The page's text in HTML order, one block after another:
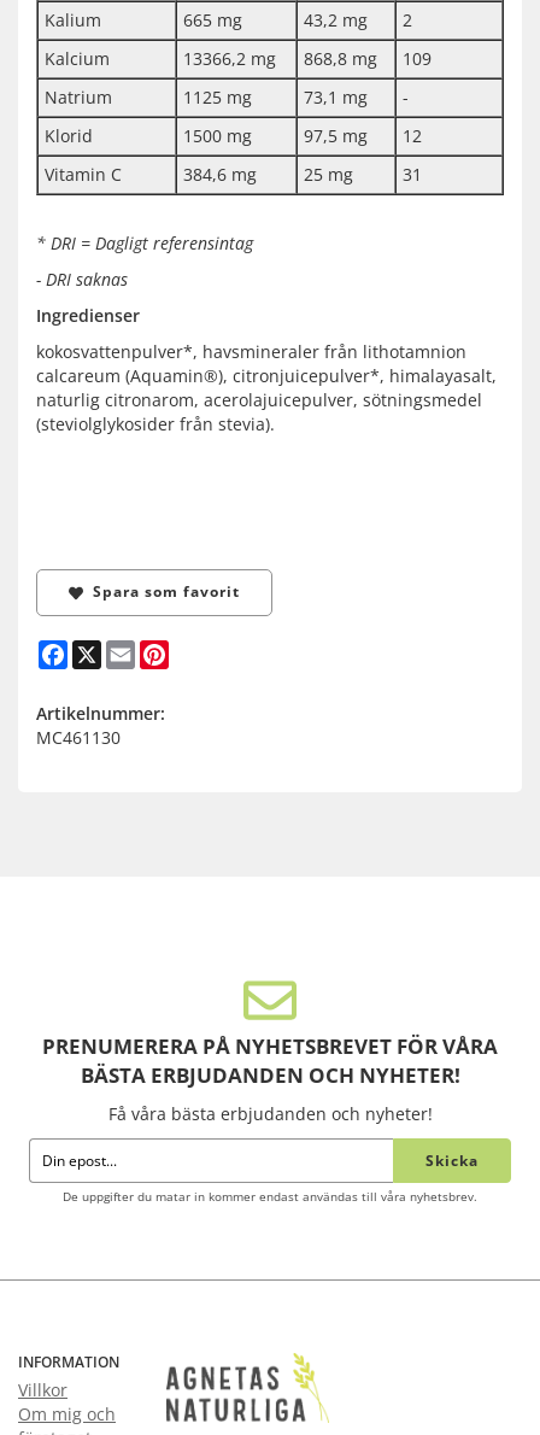
Kalium
665 mg 43,2 mg
2
Kalcium
13366,2 mg 868,8 mg
109
Natrium
1125 mg 73,1 mg
-
Klorid
1500 mg 97,5 mg
12
Vitamin C
384,6 mg 25 mg 31
* DRI = Dagligt referensintag
- DRI saknas
Ingredienser
kokosvattenpulver*, havsmineraler från lithotamnion
calcareum (Aquamin®), citronjuicepulver*, himalayasalt,
naturlig citronarom, acerolajuicepulver, sötningsmedel
(steviolglykosider från stevia).
Spara som favorit
Facebook
X Email
Artikelnummer:
MC461130
PRENUMERERA PÅ NYHETSBREVET FÖR VÅRA
BÄSTA ERBJUDANDEN OCH NYHETER!
Få våra bästa erbjudanden och nyheter!
Skicka
De uppgifter du matar in kommer endast användas till våra nyhetsbrev.
INFORMATION
Villkor
Om mig och